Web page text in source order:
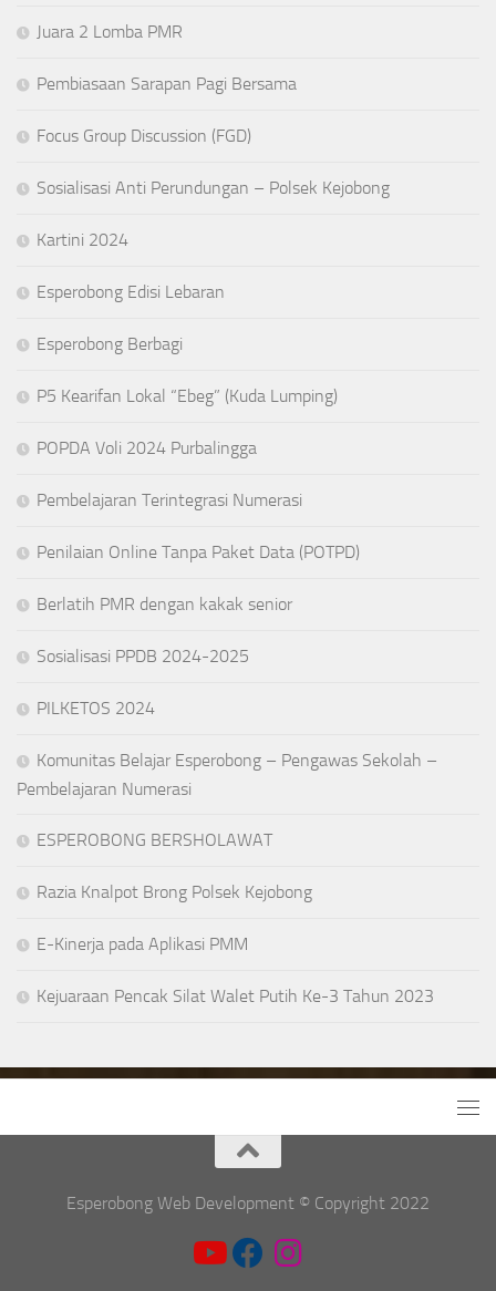
Juara 2 Lomba PMR
Pembiasaan Sarapan Pagi Bersama
Focus Group Discussion (FGD)
Sosialisasi Anti Perundungan – Polsek Kejobong
Kartini 2024
Esperobong Edisi Lebaran
Esperobong Berbagi
P5 Kearifan Lokal “Ebeg” (Kuda Lumping)
POPDA Voli 2024 Purbalingga
Pembelajaran Terintegrasi Numerasi
Penilaian Online Tanpa Paket Data (POTPD)
Berlatih PMR dengan kakak senior
Sosialisasi PPDB 2024-2025
PILKETOS 2024
Komunitas Belajar Esperobong – Pengawas Sekolah –
Pembelajaran Numerasi
ESPEROBONG BERSHOLAWAT
Razia Knalpot Brong Polsek Kejobong
E-Kinerja pada Aplikasi PMM
Kejuaraan Pencak Silat Walet Putih Ke-3 Tahun 2023
Esperobong Web Development © Copyright 2022